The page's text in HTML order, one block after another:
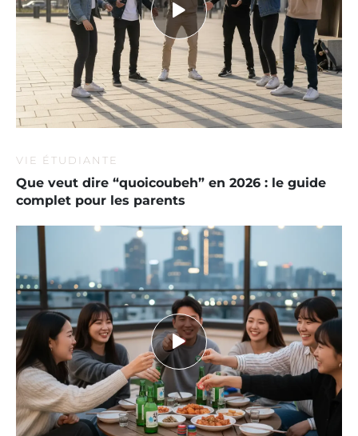
VIE ÉTUDIANTE
Que veut dire “quoicoubeh” en 2026 : le guide
complet pour les parents